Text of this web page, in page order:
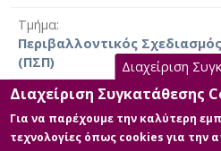
Τμήμα
Περιβαλλοντικός
(ΠΣΠ)
Ημερομηνία έργου
2017 [2017]
Διαχείριση
Διαχείριση Συγκατάθεσης
Για να παρέχουμε την καλύτερη
τεχνολογίες όπως cookies για την